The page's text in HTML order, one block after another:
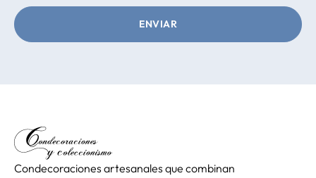
ENVIAR
Condecoraciones artesanales que combinan